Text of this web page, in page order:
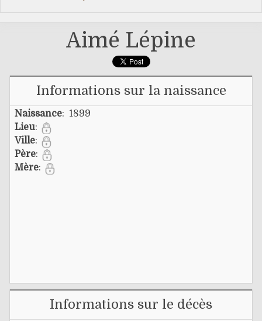
Aimé Lépine
Informations sur la naissance
Naissance: 1899
Lieu:
Ville:
Père:
Mère:
Informations sur le décès